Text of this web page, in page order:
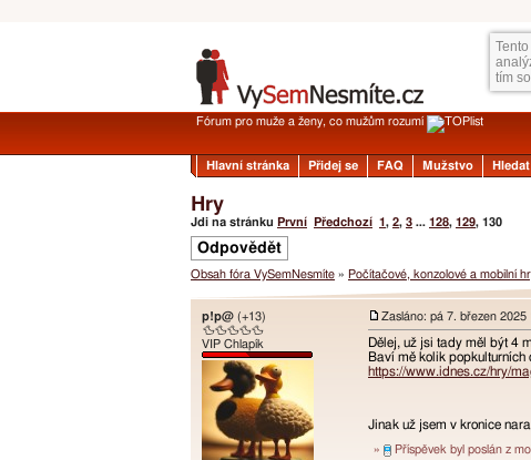
tím
Fórum pro muže a ženy, co mužům rozumí
Hlavní stránka Přidej se FAQ Mužstvo Hledat
Hry
Jdi na stránku První Předchozí 1, 2, 3 ... 128, 129, 130
Odpovědět
Obsah fóra VySemNesmíte » Počítačové, konzolové a mobilní
p!p@ (+13)
🦆🦆🦆🦆🦆
VIP Chlapík
Zasláno: pá 7. březen 2025
Dělej, už jsi tady měl být 4
Baví mě kolik popkulturních
https://www.idnes.cz/hry/
Jinak už jsem v kronice
» Příspěvek byl poslán z